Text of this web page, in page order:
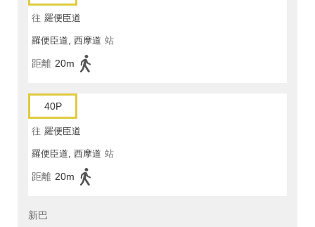
往 羅便臣道
羅便臣道, 西摩道 站
距離 20m
40P
往 羅便臣道
羅便臣道, 西摩道 站
距離 20m
新巴